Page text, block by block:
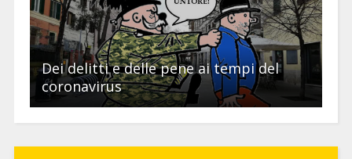
Dei delitti e delle pene ai tempi del
coronavirus